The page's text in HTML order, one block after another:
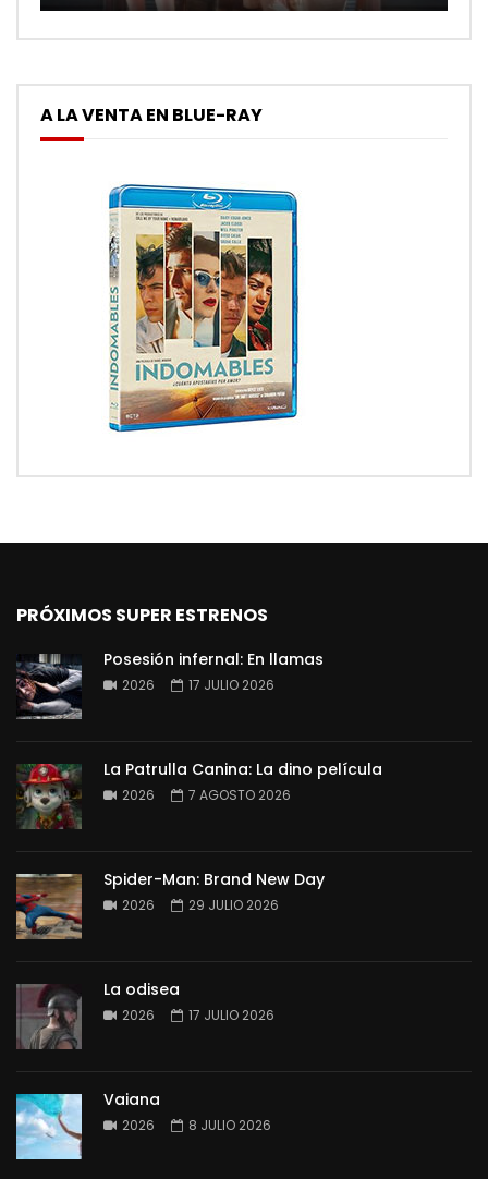
A LA VENTA EN BLUE-RAY
PRÓXIMOS SUPER ESTRENOS
Posesión infernal: En llamas
2026 17 JULIO 2026
La Patrulla Canina: La dino película
2026 7 AGOSTO 2026
Spider-Man: Brand New Day
2026 29 JULIO 2026
La odisea
2026 17 JULIO 2026
Vaiana
2026 8 JULIO 2026